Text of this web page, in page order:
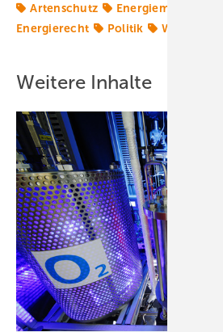
Artenschutz Energiemarkt
Energierecht
Politik Windpolitik
Weitere Inhalte